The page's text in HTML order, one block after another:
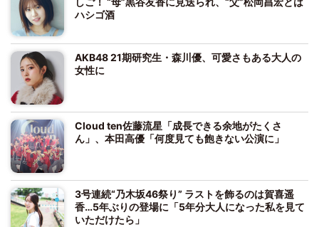
ハシゴ酒
AKB48 21期研究生・森川優、可愛さもある大人の
女性に
Cloud ten佐藤流星「成長できる余地がたくさ
ん」、本田高優「何度見ても飽きない公演に」
3号連続“乃木坂46祭り” ラストを飾るのは賀喜遥
香…5年ぶりの登場に「5年分大人になった私を見て
いただけたら」